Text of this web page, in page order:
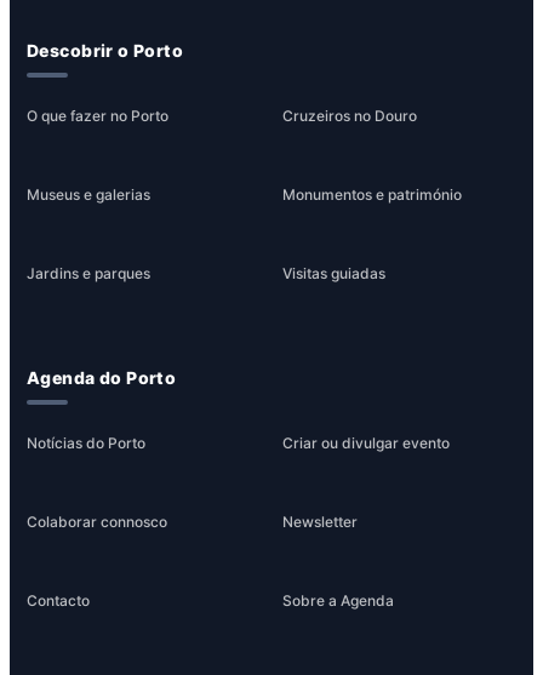
Descobrir o Porto
O que fazer no Porto Cruzeiros no Douro
Museus e galerias Monumentos e património
Jardins e parques Visitas guiadas
Agenda do Porto
Notícias do Porto Criar ou divulgar evento
Colaborar connosco Newsletter
Contacto Sobre a Agenda